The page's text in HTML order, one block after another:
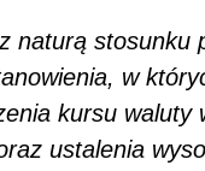
naturą stosunku
w
kursu waluty
ustalenia